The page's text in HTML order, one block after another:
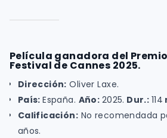
Película ganadora del
Festival de Cannes 2025.
Dirección: Oliver Laxe.
País:España. Año: 2025. Dur.: 114
Calificación: No recomendada
años.